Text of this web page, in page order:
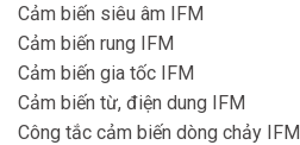
Cảm biến siêu âm IFM
Cảm biến rung IFM
Cảm biến gia tốc IFM
Cảm biến từ, điện dung IFM
Công tắc cảm biến dòng chảy IFM